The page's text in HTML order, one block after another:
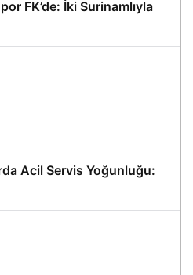
FK’de: İki Surinamlıyla
Acil Servis Yoğunluğu: